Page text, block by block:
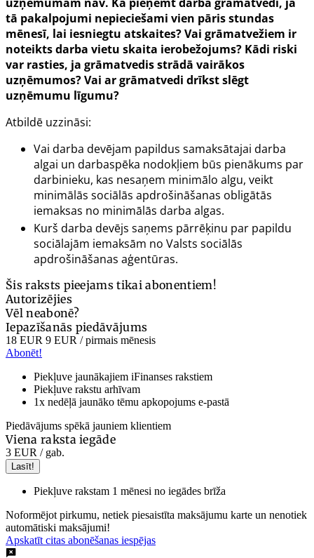
tā pakalpojumi nepieciešami vien pāris stundas
mēnesī, lai iesniegtu atskaites? Vai grāmatvežiem ir
noteikts darba vietu skaita ierobežojums? Kādi riski
var rasties, ja grāmatvedis strādā vairākos
uzņēmumos? Vai ar grāmatvedi drīkst slēgt
uzņēmumu līgumu?
Atbildē uzzināsi:
Vai darba devējam papildus samaksātajai darba
algai un darbaspēka nodokļiem būs pienākums par
darbinieku, kas nesaņem minimālo algu, veikt
minimālās sociālās apdrošināšanas obligātās
iemaksas no minimālās darba algas.
Kurš darba devējs saņems pārrēķinu par papildu
sociālajām iemaksām no Valsts sociālās
apdrošināšanas aģentūras.
Šis raksts pieejams tikai abonentiem!
Autorizējies
Vēl neabonē?
Iepazīšanās piedāvājums
18 EUR 9 EUR / pirmais mēnesis
Abonēt!
Piekļuve jaunākajiem iFinanses rakstiem
Piekļuve rakstu arhīvam
1x nedēļā jaunāko tēmu apkopojums e-pastā
Piedāvājums spēkā jauniem klientiem
Viena raksta iegāde
3 EUR / gab.
Lasīt!
Piekļuve rakstam 1 mēnesi no iegādes brīža
Noformējot pirkumu, netiek piesaistīta maksājumu karte un nenotiek
automātiski maksājumi!
Apskatīt citas abonēšanas iespējas